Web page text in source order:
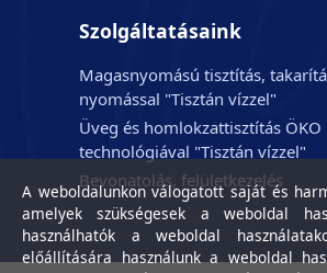
Szolgáltatásaink
Magasnyomású tisztítás,
nyomással "Tisztán vízzel"
Üveg és homlokzattisztítás ÖKO
technológiával "Tisztán vízzel"
Bevonatolás, felületkezelés
A weboldalunkon válogatott saját és
amelyek szükségesek a weboldal
használhatók a weboldal
előállítására használunk a weboldal